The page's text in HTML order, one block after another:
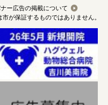
ー広告の掲載について
市が保証するものではありません。